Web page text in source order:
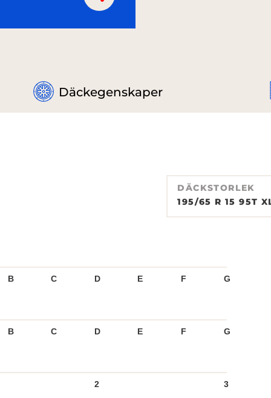
Däckegenskaper
DÄCKSTORLEK
195/65 R 15 95T
B C D E F G
B C D E F G
2 3